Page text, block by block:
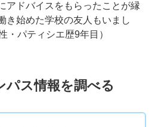
アドバイスをもらったことが縁
き始めた学校の友人もいまし
・パティシエ歴9年目）
パス情報を調べる